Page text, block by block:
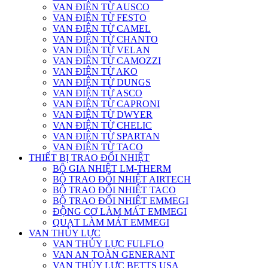
VAN ĐIỆN TỪ AUSCO
VAN ĐIỆN TỪ FESTO
VAN ĐIỆN TỪ CAMEL
VAN ĐIỆN TỪ CHANTO
VAN ĐIỆN TỪ VELAN
VAN ĐIỆN TỪ CAMOZZI
VAN ĐIỆN TỪ AKO
VAN ĐIỆN TỪ DUNGS
VAN ĐIỆN TỪ ASCO
VAN ĐIỆN TỪ CAPRONI
VAN ĐIỆN TỪ DWYER
VAN ĐIỆN TỪ CHELIC
VAN ĐIỆN TỪ SPARTAN
VAN ĐIỆN TỪ TACO
THIẾT BỊ TRAO ĐỔI NHIỆT
BỘ GIA NHIỆT LM-THERM
BỘ TRAO ĐỔI NHIỆT AIRTECH
BỘ TRAO ĐỔI NHIỆT TACO
BỘ TRAO ĐỔI NHIỆT EMMEGI
ĐỘNG CƠ LÀM MÁT EMMEGI
QUẠT LÀM MÁT EMMEGI
VAN THỦY LỰC
VAN THỦY LỰC FULFLO
VAN AN TOÀN GENERANT
VAN THỦY LỰC BETTS USA